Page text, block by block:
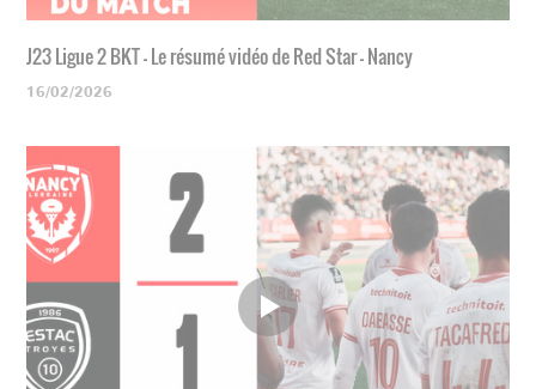
J23 Ligue 2 BKT - Le résumé vidéo de Red Star - Nancy
16/02/2026